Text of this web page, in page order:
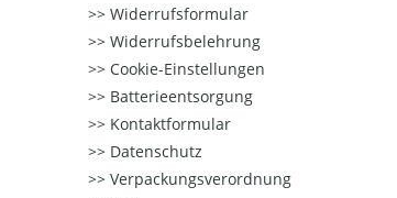
Widerrufsformular
Widerrufsbelehrung
Cookie-Einstellungen
Batterieentsorgung
Kontaktformular
Datenschutz
Verpackungsverordnung